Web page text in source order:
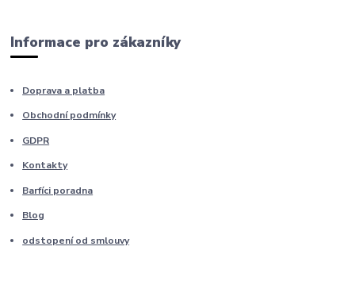
Informace pro zákazníky
Doprava a platba
Obchodní podmínky
GDPR
Kontakty
Barfíci poradna
Blog
odstopení od smlouvy